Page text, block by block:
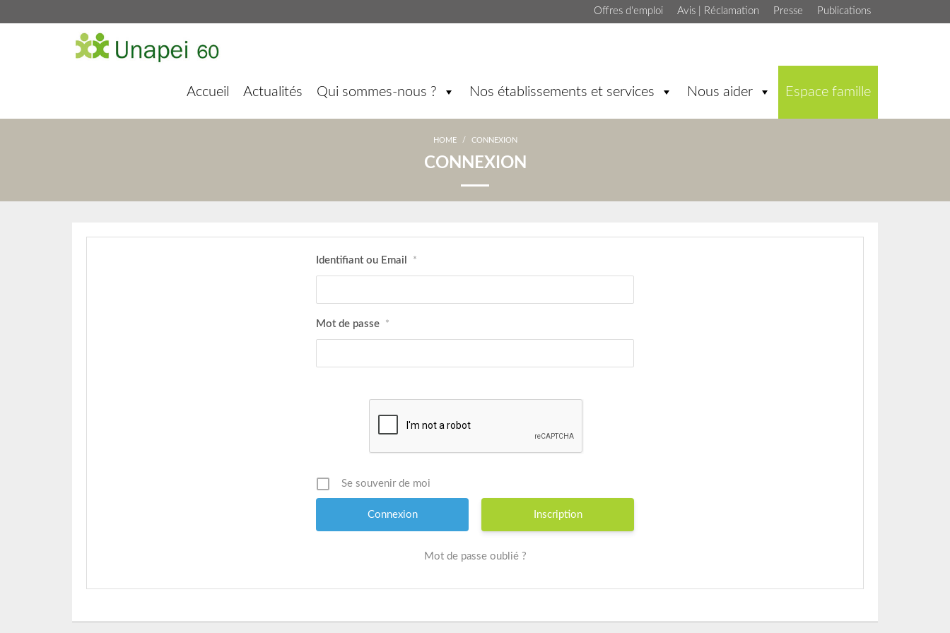
Publications
Presse
Offres d'emploi Avis | Réclamation
Accueil Actualités Qui sommes-nous ? Nos établissements et services Nous aider Espace famille
HOME / CONNEXION
CONNEXION
Identifiant ou Email *
Mot de passe *
Se souvenir de moi
Inscription
Mot de passe oublié ?